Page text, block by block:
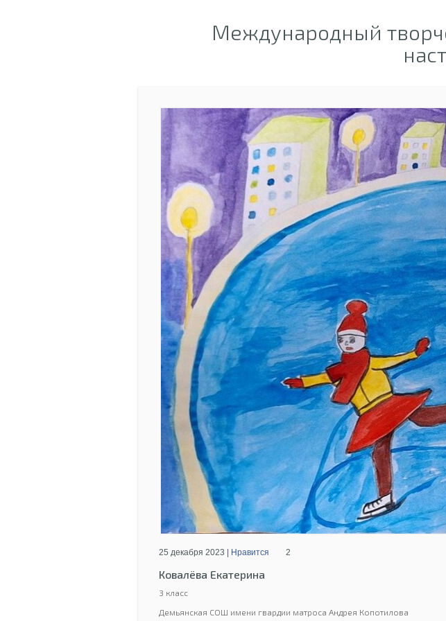
Международный
25 декабря 2023 | Нравится 2
Ковалёва Екатерина
3 класс
Демьянская СОШ имени гвардии матроса Андрея Копотилова